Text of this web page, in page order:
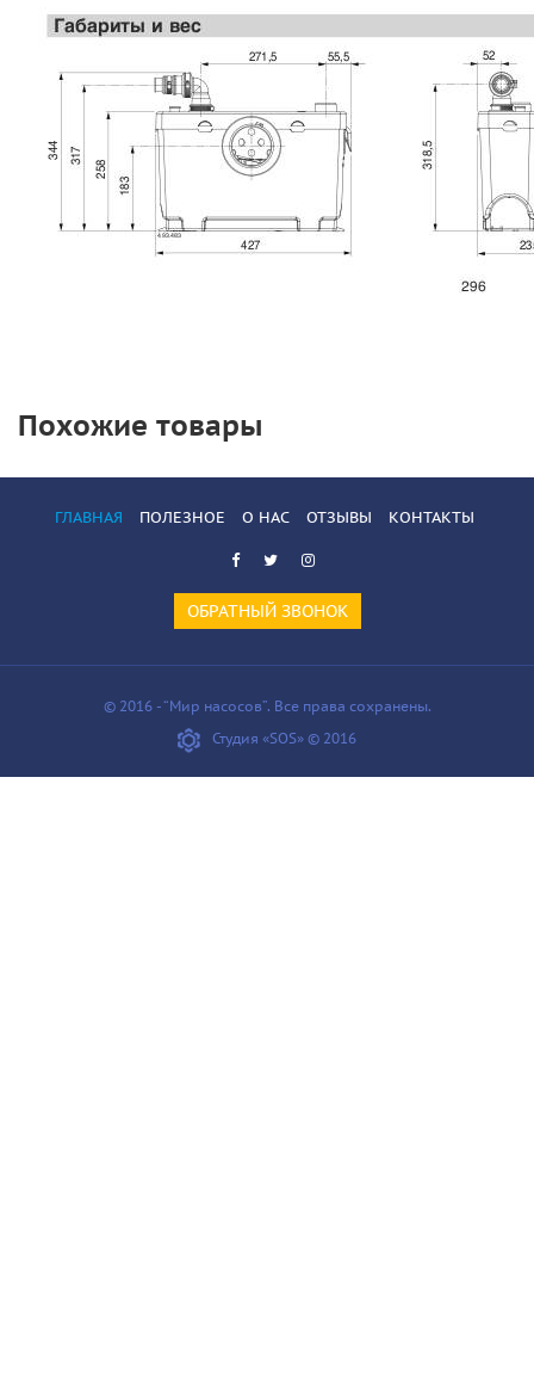
Похожие товары
ГЛАВНАЯ ПОЛЕЗНОЕ О НАС ОТЗЫВЫ КОНТАКТЫ
ОБРАТНЫЙ ЗВОНОК
© 2016 - “Мир насосов”. Все права сохранены.
Студия «SOS» © 2016